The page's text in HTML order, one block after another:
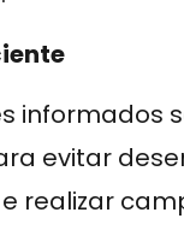
informados
evitar
realizar